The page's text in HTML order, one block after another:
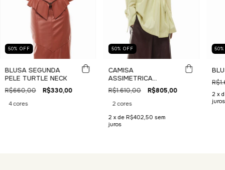
50% OFF
BLUSA SEGUNDA
PELE TURTLE NECK
R$660,00 R$330,00
4 cores
50% OFF
CAMISA
ASSIMETRICA
FROWN LISTRAS
R$1.610,00 R$805,00
2 cores
2 x de R$402,50 sem
juros
50
2 x
juros